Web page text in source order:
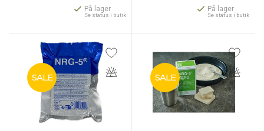
På lager
Se status i butik
På lager
Se status i butik
SALE SALE